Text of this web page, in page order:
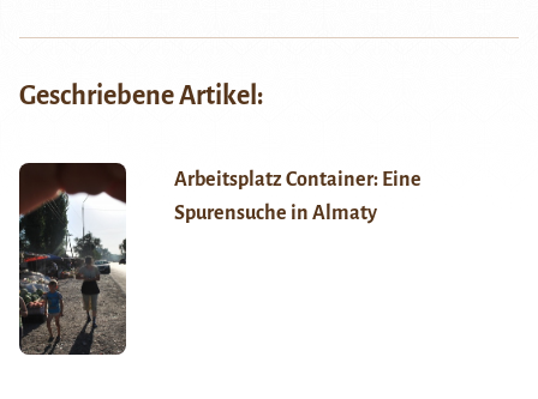
Geschriebene Artikel:
Arbeitsplatz Container: Eine
Spurensuche in Almaty